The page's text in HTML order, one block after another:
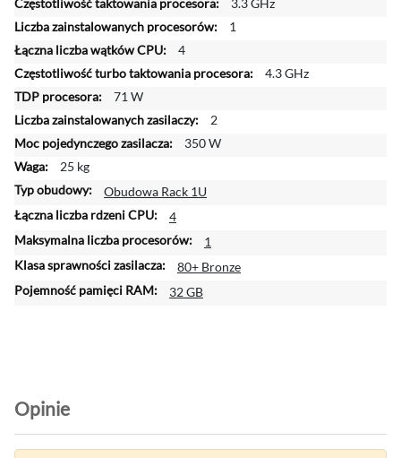
i
f
o
r
m
c
j
i
3.3 GHz
1
4
4.3 GHz
71 W
2
350 W
25 kg
Obudowa Rack 1U
4
1
80+ Bronze
32 GB
Opinie